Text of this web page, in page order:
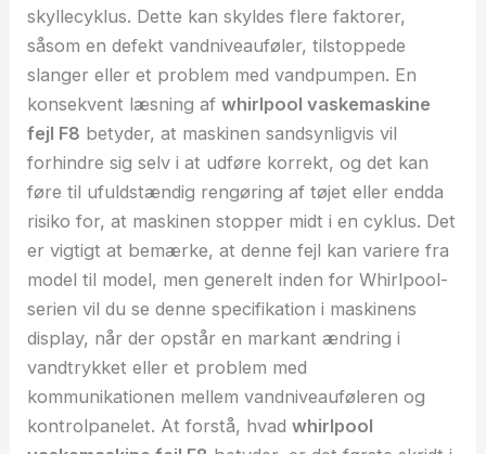
skyllecyklus. Dette kan skyldes flere faktorer,
såsom en defekt vandniveauføler, tilstoppede
slanger eller et problem med vandpumpen. En
konsekvent læsning afwhirlpool vaskemaskine
fejl F8 betyder, at maskinen sandsynligvis vil
forhindre sig selv i at udføre korrekt, og det kan
føre til ufuldstændig rengøring af tøjet eller endda
risiko for, at maskinen stopper midt i en cyklus. Det
er vigtigt at bemærke, at denne fejl kan variere fra
model til model, men generelt inden for Whirlpool-
serien vil du se denne specifikation i maskinens
display, når der opstår en markant ændring i
vandtrykket eller et problem med
kommunikationen mellem vandniveauføleren og
kontrolpanelet. At forstå, hvadwhirlpool